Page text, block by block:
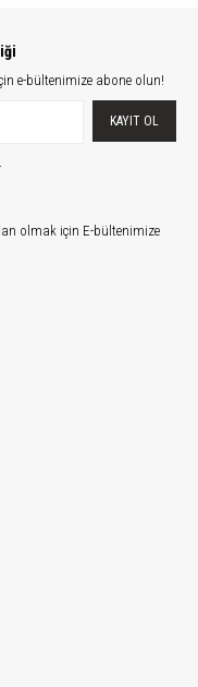
e-bültenimize abone olun!
KAYIT OL
olmak için E-bültenimize